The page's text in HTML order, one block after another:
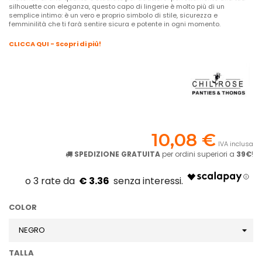
silhouette con eleganza, questo capo di lingerie è molto più di un
semplice intimo: è un vero e proprio simbolo di stile, sicurezza e
femminilità che ti farà sentire sicura e potente in ogni momento.
CLICCA QUI - Scopri di più!
10,08 € IVA inclusa
SPEDIZIONE GRATUITA per ordini superiori a 39€!
€ 3.36
COLOR
TALLA